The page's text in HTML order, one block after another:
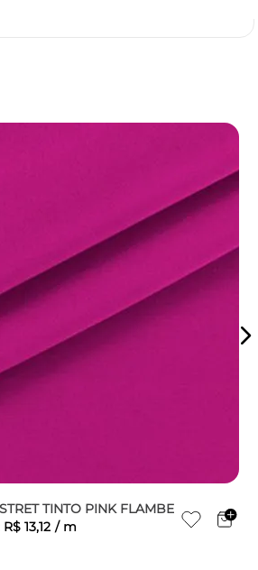
TINTO PINK FLAMBE
R$ 13,12 / m